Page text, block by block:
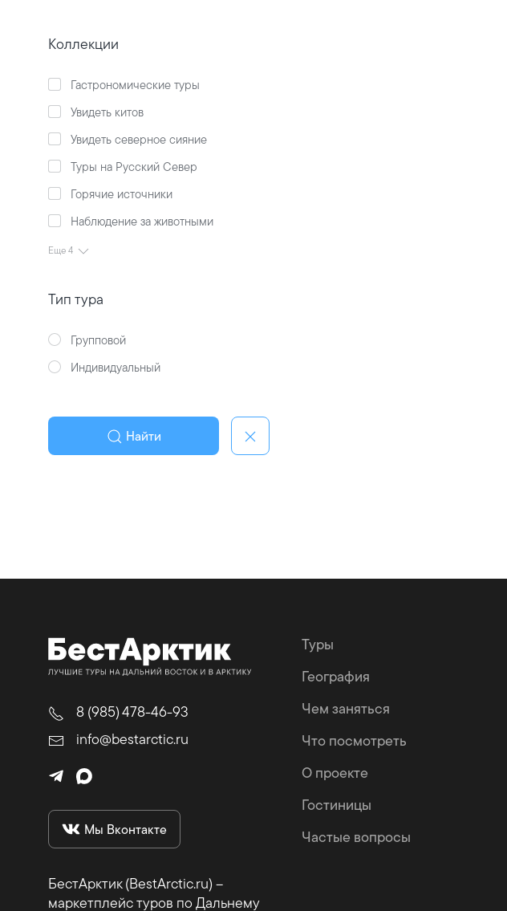
Коллекции
Гастрономические туры
Увидеть китов
Увидеть северное сияние
Туры на Русский Север
Горячие источники
Наблюдение за животными
Еще 4
Тип тура
Групповой
Индивидуальный
Найти
8 (985) 478-46-93
info@bestarctic.ru
Мы Вконтакте
БестАрктик (BestArctic.ru) –
маркетплейс туров по Дальнему
Туры
География
Чем заняться
Что посмотреть
О проекте
Гостиницы
Частые вопросы